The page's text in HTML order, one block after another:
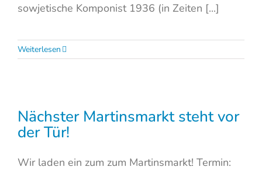
sowjetische Komponist 1936 (in Zeiten [...]
Weiterlesen
Nächster Martinsmarkt steht vor
der Tür!
Wir laden ein zum zum Martinsmarkt! Termin: